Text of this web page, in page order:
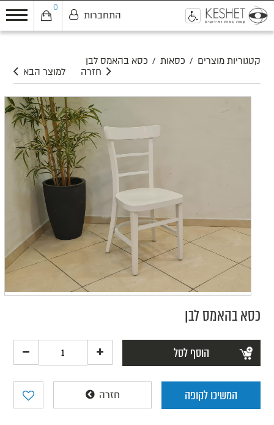
0
התחברות
קטגוריות מוצרים / כסאות / כסא בהאמס לבן
למוצר הבא
חזרה
כסא בהאמס לבן
הוסף לסל
המשיכו לקופה חזרה